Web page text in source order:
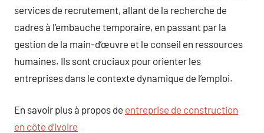
services de recrutement, allant de la recherche de
cadres à l’embauche temporaire, en passant par la
gestion de la main-d’œuvre et le conseil en ressources
humaines. Ils sont cruciaux pour orienter les
entreprises dans le contexte dynamique de l’emploi.
En savoir plus à propos de entreprise de construction
en côte d’ivoire